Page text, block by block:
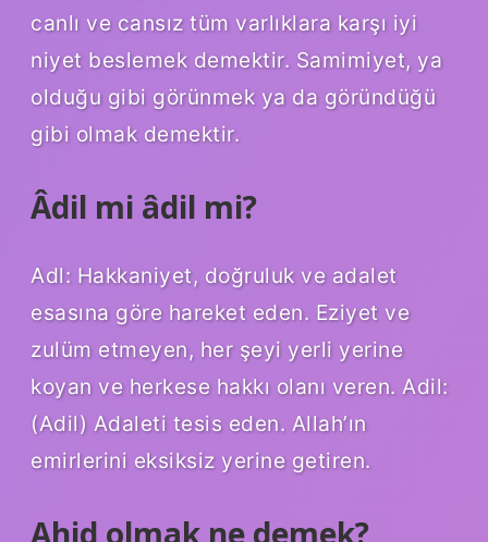
canlı ve cansız tüm varlıklara karşı iyi
niyet beslemek demektir. Samimiyet, ya
olduğu gibi görünmek ya da göründüğü
gibi olmak demektir.
Âdil mi âdil mi?
Adl: Hakkaniyet, doğruluk ve adalet
esasına göre hareket eden. Eziyet ve
zulüm etmeyen, her şeyi yerli yerine
koyan ve herkese hakkı olanı veren. Adil:
(Adil) Adaleti tesis eden. Allah’ın
emirlerini eksiksiz yerine getiren.
Ahid olmak ne demek?